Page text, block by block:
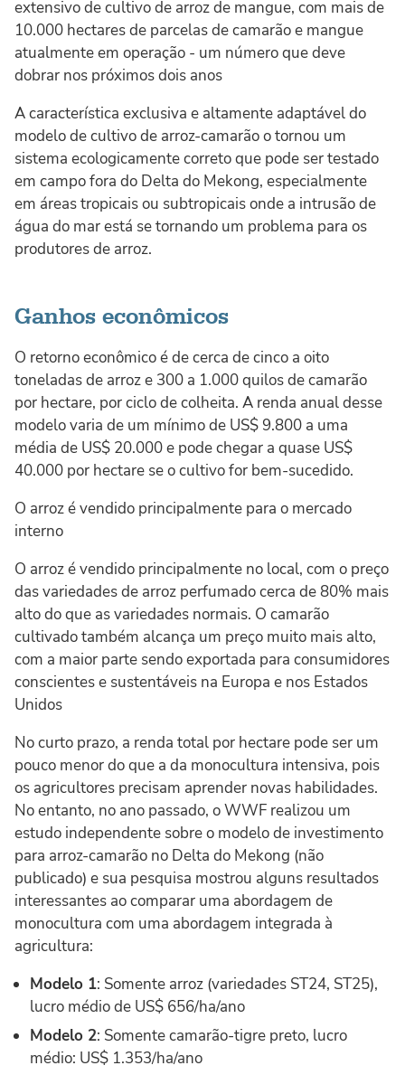
extensivo de cultivo de arroz de mangue, com mais de
10.000 hectares de parcelas de camarão e mangue
atualmente em operação - um número que deve
dobrar nos próximos dois anos
A característica exclusiva e altamente adaptável do
modelo de cultivo de arroz-camarão o tornou um
sistema ecologicamente correto que pode ser testado
em campo fora do Delta do Mekong, especialmente
em áreas tropicais ou subtropicais onde a intrusão de
água do mar está se tornando um problema para os
produtores de arroz.
Ganhos econômicos
O retorno econômico é de cerca de cinco a oito
toneladas de arroz e 300 a 1.000 quilos de camarão
por hectare, por ciclo de colheita. A renda anual desse
modelo varia de um mínimo de US$ 9.800 a uma
média de US$ 20.000 e pode chegar a quase US$
40.000 por hectare se o cultivo for bem-sucedido.
O arroz é vendido principalmente para o mercado
interno
O arroz é vendido principalmente no local, com o preço
das variedades de arroz perfumado cerca de 80% mais
alto do que as variedades normais. O camarão
cultivado também alcança um preço muito mais alto,
com a maior parte sendo exportada para consumidores
conscientes e sustentáveis na Europa e nos Estados
Unidos
No curto prazo, a renda total por hectare pode ser um
pouco menor do que a da monocultura intensiva, pois
os agricultores precisam aprender novas habilidades.
No entanto, no ano passado, o WWF realizou um
estudo independente sobre o modelo de investimento
para arroz-camarão no Delta do Mekong (não
publicado) e sua pesquisa mostrou alguns resultados
interessantes ao comparar uma abordagem de
monocultura com uma abordagem integrada à
agricultura:
Modelo 1: Somente arroz (variedades ST24, ST25),
lucro médio de US$ 656/ha/ano
Modelo 2: Somente camarão-tigre preto, lucro
médio: US$ 1.353/ha/ano